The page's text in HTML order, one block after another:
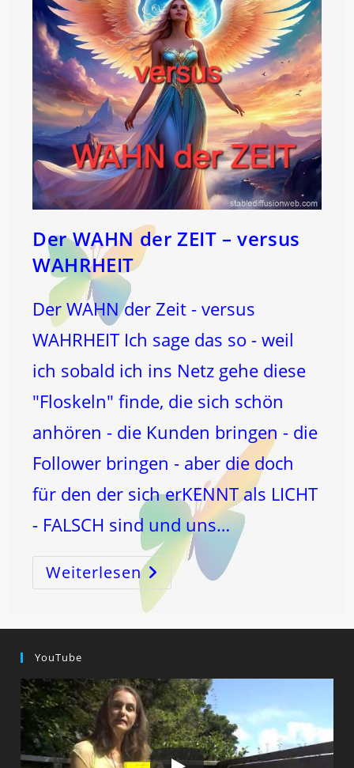
Der WAHN der ZEIT – versus
WAHRHEIT
Der WAHN der Zeit - versus
WAHRHEIT Ich sage das so - weil
ich sobald ich ins Netz gehe diese
"Floskeln" finde, die sich schön
anhören - die Kunden bringen - die
Follower bringen - aber die doch
für den der sich erKENNT als LICHT
- FALSCH sind und uns…
WeiterlesenDer
WAHN
Der
ZEIT
–
YouTube